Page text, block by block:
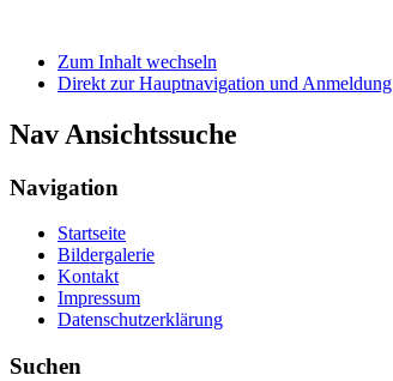
Zum Inhalt wechseln
Direkt zur Hauptnavigation und Anmeldung
Nav Ansichtssuche
Navigation
Startseite
Bildergalerie
Kontakt
Impressum
Datenschutzerklärung
Suchen